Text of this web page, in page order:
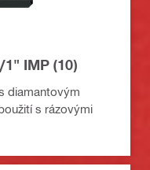
IMP (10)
diamantovým
s rázovými